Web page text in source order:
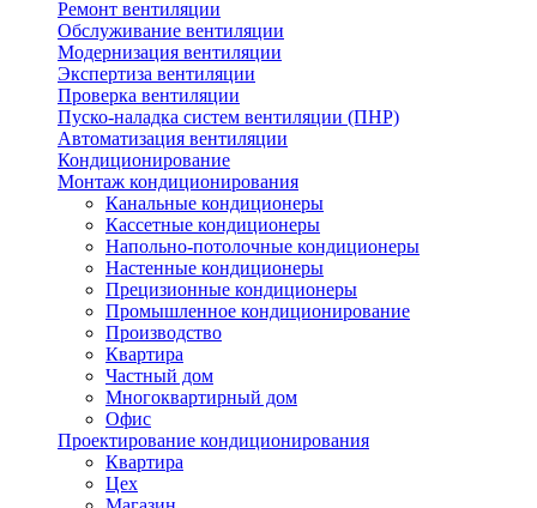
Ремонт вентиляции
Обслуживание вентиляции
Модернизация вентиляции
Экспертиза вентиляции
Проверка вентиляции
Пуско-наладка систем вентиляции (ПНР)
Автоматизация вентиляции
Кондиционирование
Монтаж кондиционирования
Канальные кондиционеры
Кассетные кондиционеры
Напольно-потолочные кондиционеры
Настенные кондиционеры
Прецизионные кондиционеры
Промышленное кондиционирование
Производство
Квартира
Частный дом
Многоквартирный дом
Офис
Проектирование кондиционирования
Квартира
Цех